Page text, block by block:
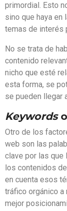
primordial. Esto
sino que haya en
temas de interés
No se trata de
contenido
nicho que esté
esta forma, se
se pueden llegar
Keywordso
Otro de los
web son las
clave por las que
los contenidos
en cuenta esos
tráfico orgánico
mejor